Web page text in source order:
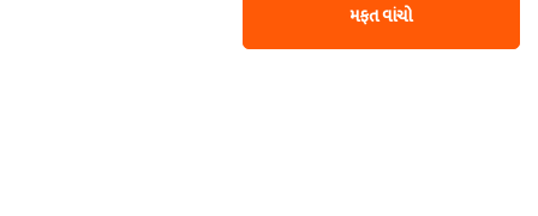
મફત વાંચો